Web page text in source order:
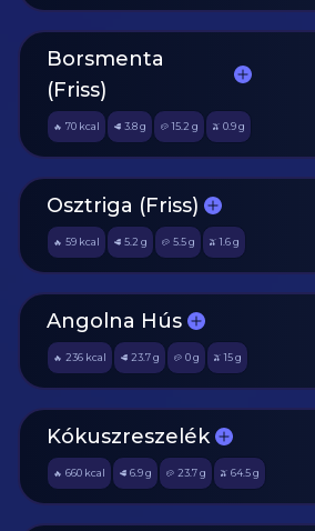
Borsmenta
(Friss)
🔥 70 kcal 🥩 3.8g 🥔 15.2 g 🫒 0.9g
Osztriga (Friss)
🔥 59 kcal 🥩 5.2 g 🥔 5.5 g 🫒 1.6g
Angolna Hús
🔥 236 kcal 🥩 23.7g 🥔 0 g 🫒 15g
Kókuszreszelék
🔥 660 kcal 🥩 6.9g 🥔 23.7 g 🫒 64.5g